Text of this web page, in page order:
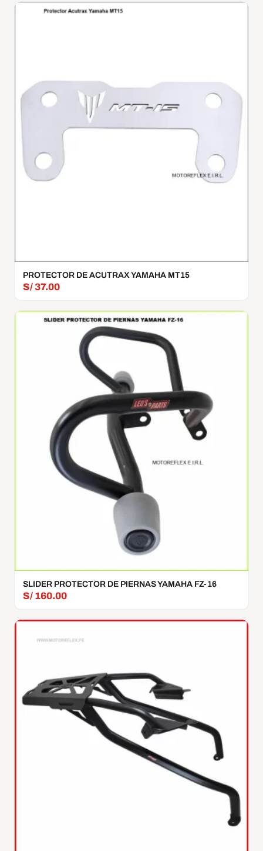
PROTECTOR DE ACUTRAX YAMAHA MT15
S/37.00
SLIDER PROTECTOR DE PIERNAS YAMAHA FZ-16
S/ 160.00